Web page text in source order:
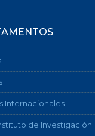
Internacionales
de Investigación